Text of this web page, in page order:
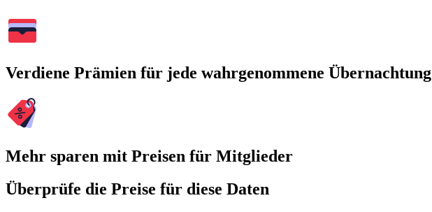
Verdiene Prämien für jede wahrgenommene Übernachtung
Mehr sparen mit Preisen für Mitglieder
Überprüfe die Preise für diese Daten